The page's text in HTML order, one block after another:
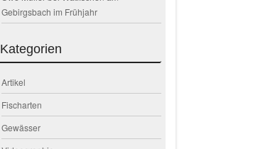
Gebirgsbach im Frühjahr
Kategorien
Artikel
Fischarten
Gewässer